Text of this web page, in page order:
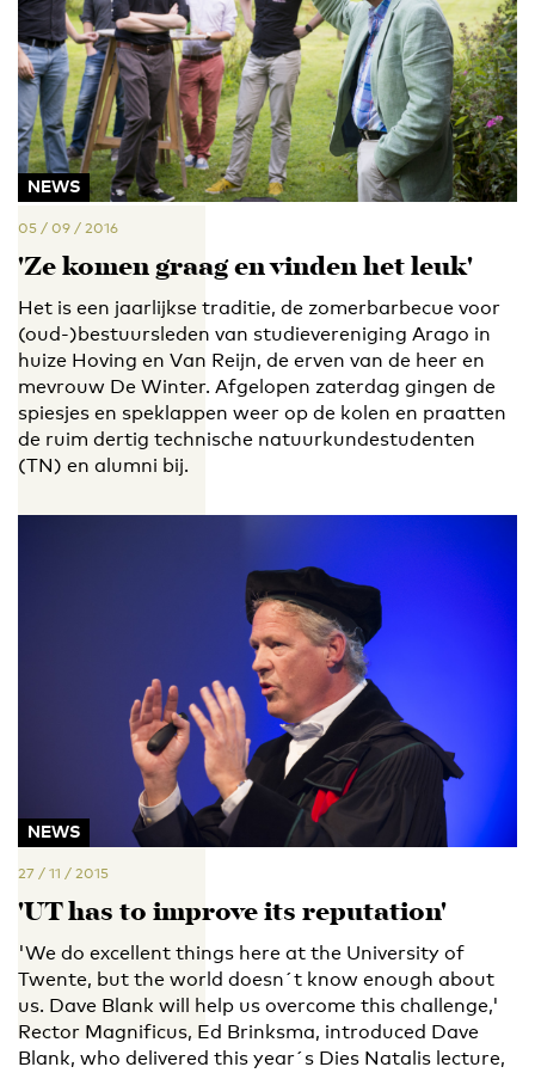
NEWS
05 / 09 / 2016
'Ze komen graag en vinden het leuk'
Het is een jaarlijkse traditie, de zomerbarbecue voor
(oud-)bestuursleden van studievereniging Arago in
huize Hoving en Van Reijn, de erven van de heer en
mevrouw De Winter. Afgelopen zaterdag gingen de
spiesjes en speklappen weer op de kolen en praatten
de ruim dertig technische natuurkundestudenten
(TN) en alumni bij.
NEWS
27 / 11 / 2015
'UT has to improve its reputation'
'We do excellent things here at the University of
Twente, but the world doesn´t know enough about
us. Dave Blank will help us overcome this challenge,'
Rector Magnificus, Ed Brinksma, introduced Dave
Blank, who delivered this year´s Dies Natalis lecture,